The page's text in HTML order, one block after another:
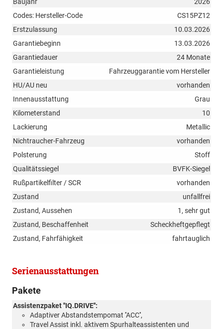
Codes: Hersteller-Code
CS15PZ12
Erstzulassung
10.03.2026
Garantiebeginn
13.03.2026
Garantiedauer
24 Monate
Garantieleistung
Fahrzeuggarantie vom Hersteller
HU/AU neu
vorhanden
Innenausstattung
Grau
Kilometerstand
10
Lackierung
Metallic
Nichtraucher-Fahrzeug
vorhanden
Polsterung
Stoff
Qualitätssiegel
BVFK-Siegel
Rußpartikelfilter / SCR
vorhanden
Zustand
unfallfrei
Zustand, Aussehen
1, sehr gut
Zustand, Beschaffenheit
Scheckheftgepflegt
Zustand, Fahrfähigkeit
fahrtauglich
Serienausstattungen
Pakete
Assistenzpaket ''IQ.DRIVE'':
Adaptiver Abstandstempomat ''ACC'',
Travel Assist inkl. aktivem Spurhalteassistenten und